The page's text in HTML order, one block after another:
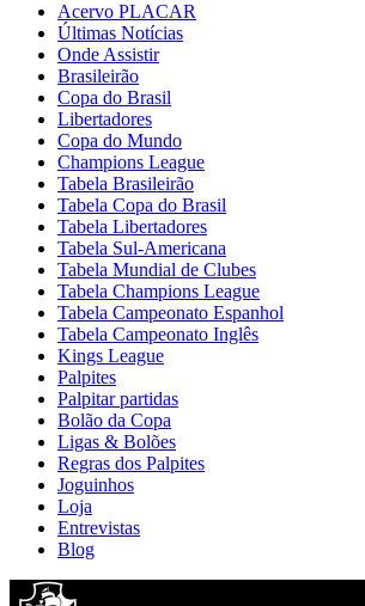
Acervo PLACAR
Últimas Notícias
Onde Assistir
Brasileirão
Copa do Brasil
Libertadores
Copa do Mundo
Champions League
Tabela Brasileirão
Tabela Copa do Brasil
Tabela Libertadores
Tabela Sul-Americana
Tabela Mundial de Clubes
Tabela Champions League
Tabela Campeonato Espanhol
Tabela Campeonato Inglês
Kings League
Palpites
Palpitar partidas
Bolão da Copa
Ligas & Bolões
Regras dos Palpites
Joguinhos
Loja
Entrevistas
Blog